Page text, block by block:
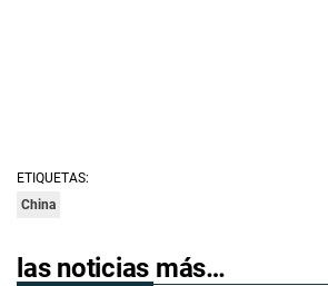
ETIQUETAS:
China
las noticias más…